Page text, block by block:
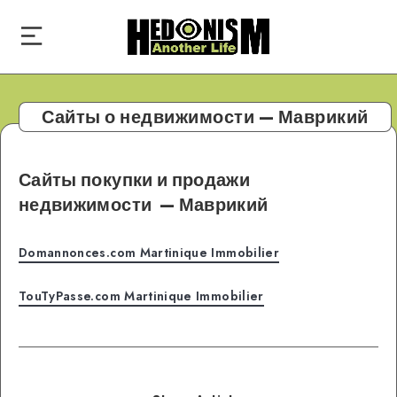
Сайты о недвижимости — Маврикий
Сайты покупки и продажи
недвижимости — Маврикий
Domannonces.com Martinique Immobilier
TouTyPasse.com Martinique Immobilier